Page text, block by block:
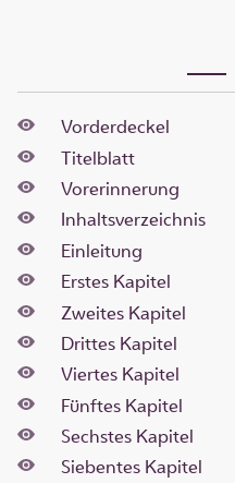
Vorderdeckel
Titelblatt
Vorerinnerung
Inhaltsverzeichnis
Einleitung
Erstes Kapitel
Zweites Kapitel
Drittes Kapitel
Viertes Kapitel
Fünftes Kapitel
Sechstes Kapitel
Siebentes Kapitel